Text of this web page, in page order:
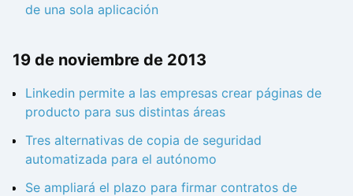
de una sola aplicación
19 de noviembre de 2013
Linkedin permite a las empresas crear páginas de
producto para sus distintas áreas
Tres alternativas de copia de seguridad
automatizada para el autónomo
Se ampliará el plazo para firmar contratos de